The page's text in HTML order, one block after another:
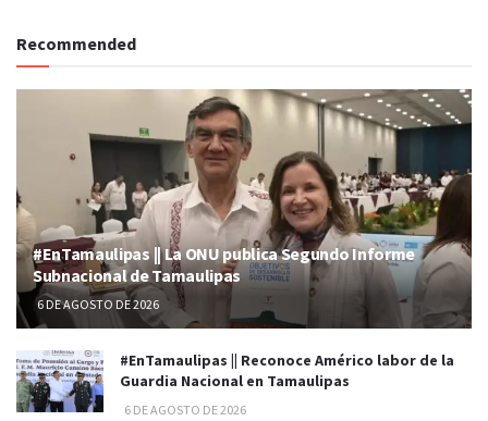
Recommended
#EnTamaulipas || La ONU publica Segundo Informe
Subnacional de Tamaulipas
6 DE AGOSTO DE 2026
#EnTamaulipas || Reconoce Américo labor de la
Guardia Nacional en Tamaulipas
6 DE AGOSTO DE 2026